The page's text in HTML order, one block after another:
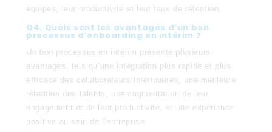
équipes, leur productivité et leur taux de rétention.
Q4. Quels sont les avantages d’un bon
processus d’onboarding en intérim ?
Un bon processus en intérim présente plusieurs
avantages, tels qu’une intégration plus rapide et plus
efficace des collaborateurs intérimaires, une meilleure
rétention des talents, une augmentation de leur
engagement et de leur productivité, et une expérience
positive au sein de l’entreprise.